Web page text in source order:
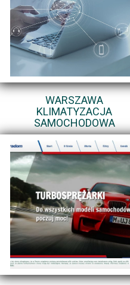
WARSZAWA
KLIMATYZACJA
SAMOCHODOWA